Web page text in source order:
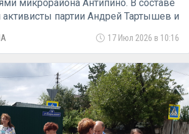
микрорайона Антипино. В составе
партии Андрей Тартышев и
17 Июл 2026 в 10:16